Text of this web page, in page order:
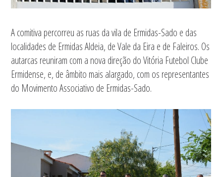
A comitiva percorreu as ruas da vila de Ermidas-Sado e das
localidades de Ermidas Aldeia, de Vale da Eira e de Faleiros. Os
autarcas reuniram com a nova direção do Vitória Futebol Clube
Ermidense, e, de âmbito mais alargado, com os representantes
do Movimento Associativo de Ermidas-Sado.